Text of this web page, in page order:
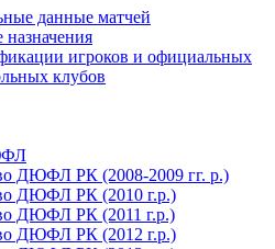
данные матчей
назначения
игроков и официальных
клубов
ДЮФЛ РК (2008-2009 гг. р.)
ДЮФЛ РК (2010 г.р.)
ДЮФЛ РК (2011 г.р.)
ДЮФЛ РК (2012 г.р.)